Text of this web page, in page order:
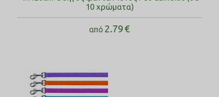
10 χρώματα)
από 2.79€